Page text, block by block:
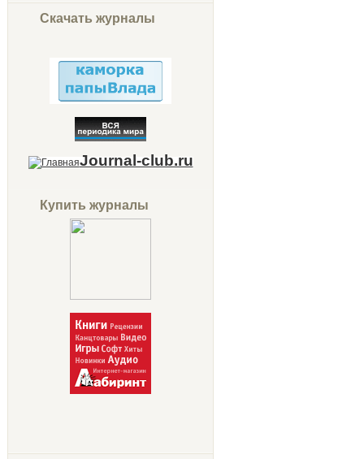
Скачать журналы
Journal-club.ru
Купить журналы